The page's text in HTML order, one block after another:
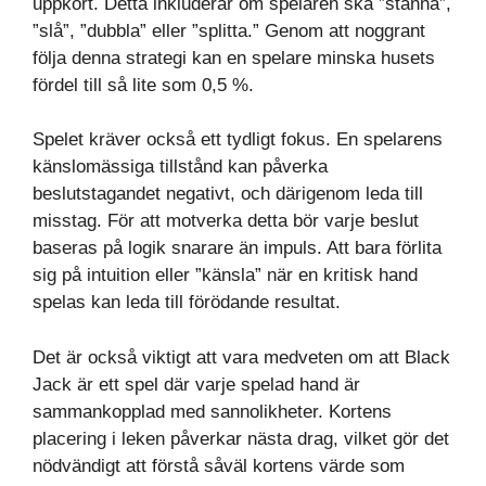
”slå”, ”dubbla” eller ”splitta.” Genom att noggrant
följa denna strategi kan en spelare minska husets
fördel till så lite som 0,5 %.
Spelet kräver också ett tydligt fokus. En spelarens
känslomässiga tillstånd kan påverka
beslutstagandet negativt, och därigenom leda till
misstag. För att motverka detta bör varje beslut
baseras på logik snarare än impuls. Att bara förlita
sig på intuition eller ”känsla” när en kritisk hand
spelas kan leda till förödande resultat.
Det är också viktigt att vara medveten om att Black
Jack är ett spel där varje spelad hand är
sammankopplad med sannolikheter. Kortens
placering i leken påverkar nästa drag, vilket gör det
nödvändigt att förstå såväl kortens värde som